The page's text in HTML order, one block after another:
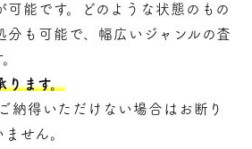
可能です。どのような状態のもの
分も可能で、幅広いジャンルの査
ります。
納得いただけない場合はお断り
せん。